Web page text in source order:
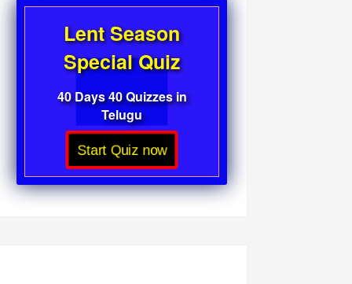
Lent Season
Special Quiz
40 Days 40 Quizzes in
Telugu
Start Quiz now